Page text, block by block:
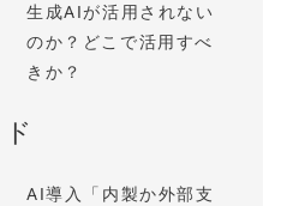
生成AIが活用されない
のか？どこで活用すべ
きか？
AI導入「内製か外部支